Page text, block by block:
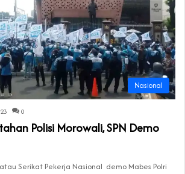
Nasional
0
Polisi Morowali, SPN Demo
atau Serikat Pekerja Nasional demo Mabes Polri